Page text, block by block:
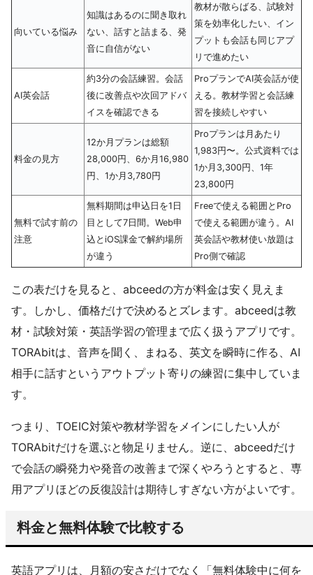
向いている悩み
知識はあるのに聞き取れ
ない、話すと詰まる、発
音に自信がない
教材が散らばる、試験対
策を効率化したい、イン
プットも会話も同じアプ
リで進めたい
AI英会話
約3分の会話練習。会話
後に改善点や次回アドバ
イスを確認できる
ProプランでAI英会話が使
える。教材学習と会話練
習を接続しやすい
料金の見方
12か月プランは総額
28,000円、6か月16,980
円、1か月3,780円
Proプランは月あたり
1,983円〜。公式資料では
1か月3,300円、1年
23,800円
無料で試す前の
注意
無料期間は申込日を1日
目として7日間。Web申
込とiOS課金で解約場所
が違う
Freeで使える範囲とPro
で使える範囲が違う。AI
英会話や教材使い放題は
Pro側で確認
この表だけを見ると、abceedの方が料金は安く見えま
す。しかし、価格だけで決めるとズレます。abceedは教
材・試験対策・英語学習の管理まで広く扱うアプリです。
TORAbitは、音声を聞く、まねる、英文を瞬時に作る、AI
相手に話すというアウトプット寄りの練習に集中していま
す。
つまり、TOEIC対策や教材学習をメインにしたい人が
TORAbitだけを選ぶと物足りません。逆に、abceedだけ
で会話の瞬発力や発音の改善まで深くやろうとすると、専
用アプリほどの反復設計は期待しすぎない方がよいです。
料金と無料体験で比較する
英語アプリは、月額の安さだけでなく「無料体験中に何を